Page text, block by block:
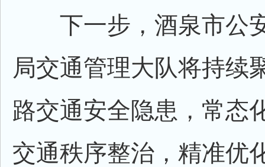
下一步，酒泉市公
局交通管理大队将持续
路交通安全隐患，常态
交通秩序整治，精准优